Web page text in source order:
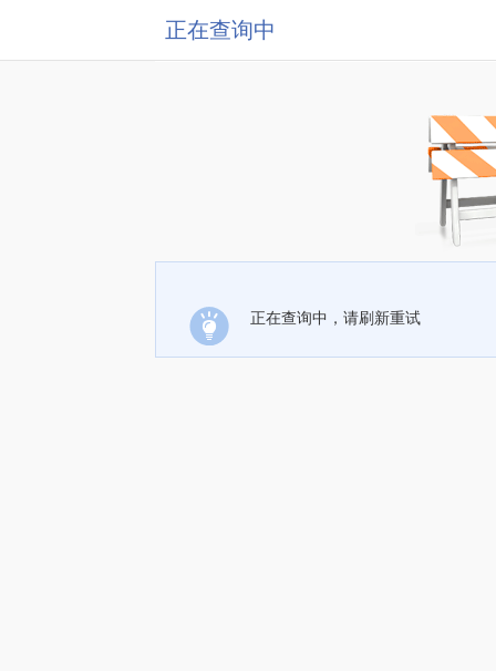
正在查询中
正在查询中，请刷新重试